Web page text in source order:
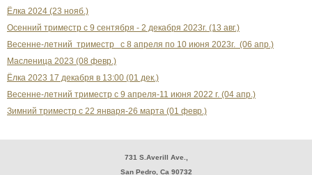
Ёлка 2024 (23 нояб.)
Осенний триместр с 9 сентября - 2 декабря 2023г. (13 авг.)
Весенне-летний триместр с 8 апреля по 10 июня 2023г. (06 апр.)
Масленица 2023 (08 февр.)
Ёлка 2023 17 декабря в 13:00 (01 дек.)
Весенне-летний триместр с 9 апреля-11 июня 2022 г. (04 апр.)
Зимний триместр с 22 января-26 марта (01 февр.)
731 S.Averill Ave.,
San Pedro, Ca 90732